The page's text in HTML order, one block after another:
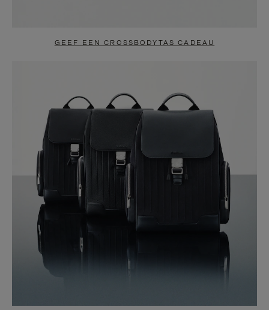
GEEF EEN CROSSBODYTAS CADEAU